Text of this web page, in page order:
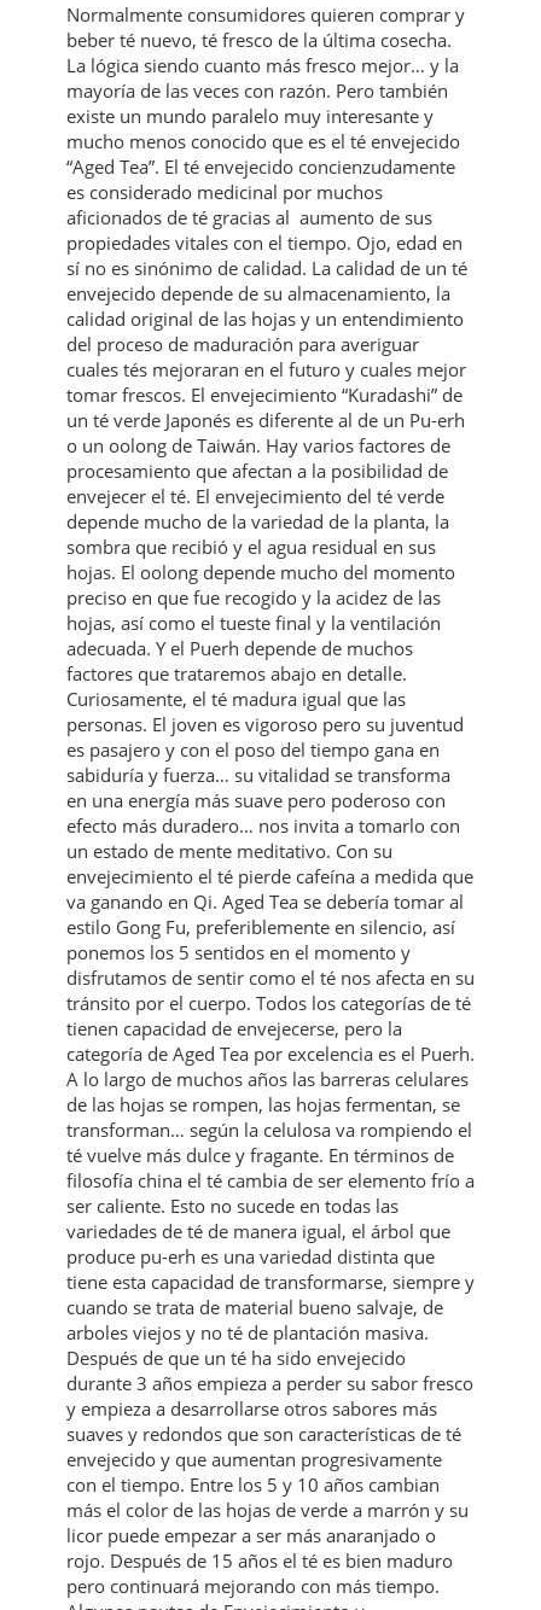
Normalmente consumidores quieren comprar y
beber té nuevo, té fresco de la última cosecha.
La lógica siendo cuanto más fresco mejor… y la
mayoría de las veces con razón. Pero también
existe un mundo paralelo muy interesante y
mucho menos conocido que es el té envejecido
“Aged Tea”. El té envejecido concienzudamente
es considerado medicinal por muchos
aficionados de té gracias al aumento de sus
propiedades vitales con el tiempo. Ojo, edad en
sí no es sinónimo de calidad. La calidad de un té
envejecido depende de su almacenamiento, la
calidad original de las hojas y un entendimiento
del proceso de maduración para averiguar
cuales tés mejoraran en el futuro y cuales mejor
tomar frescos. El envejecimiento “Kuradashi” de
un té verde Japonés es diferente al de un Pu-erh
o un oolong de Taiwán. Hay varios factores de
procesamiento que afectan a la posibilidad de
envejecer el té. El envejecimiento del té verde
depende mucho de la variedad de la planta, la
sombra que recibió y el agua residual en sus
hojas. El oolong depende mucho del momento
preciso en que fue recogido y la acidez de las
hojas, así como el tueste final y la ventilación
adecuada. Y el Puerh depende de muchos
factores que trataremos abajo en detalle.
Curiosamente, el té madura igual que las
personas. El joven es vigoroso pero su juventud
es pasajero y con el poso del tiempo gana en
sabiduría y fuerza… su vitalidad se transforma
en una energía más suave pero poderoso con
efecto más duradero… nos invita a tomarlo con
un estado de mente meditativo. Con su
envejecimiento el té pierde cafeína a medida que
va ganando en Qi. Aged Tea se debería tomar al
estilo Gong Fu, preferiblemente en silencio, así
ponemos los 5 sentidos en el momento y
disfrutamos de sentir como el té nos afecta en su
tránsito por el cuerpo. Todos los categorías de té
tienen capacidad de envejecerse, pero la
categoría de Aged Tea por excelencia es el Puerh.
A lo largo de muchos años las barreras celulares
de las hojas se rompen, las hojas fermentan, se
transforman… según la celulosa va rompiendo el
té vuelve más dulce y fragante. En términos de
filosofía china el té cambia de ser elemento frío a
ser caliente. Esto no sucede en todas las
variedades de té de manera igual, el árbol que
produce pu-erh es una variedad distinta que
tiene esta capacidad de transformarse, siempre y
cuando se trata de material bueno salvaje, de
arboles viejos y no té de plantación masiva.
Después de que un té ha sido envejecido
durante 3 años empieza a perder su sabor fresco
y empieza a desarrollarse otros sabores más
suaves y redondos que son características de té
envejecido y que aumentan progresivamente
con el tiempo. Entre los 5 y 10 años cambian
más el color de las hojas de verde a marrón y su
licor puede empezar a ser más anaranjado o
rojo. Después de 15 años el té es bien maduro
pero continuará mejorando con más tiempo.